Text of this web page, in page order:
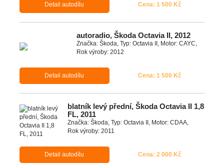
Detail autodílu Cena: 1 500 Kč
autoradio, Škoda Octavia II, 2012
Značka: Škoda, Typ: Octavia II, Motor: CAYC,
Rok výroby: 2012
Detail autodílu Cena: 1 500 Kč
blatník levý přední, Škoda Octavia II 1,8
FL, 2011
Značka: Škoda, Typ: Octavia II, Motor: CDAA,
Rok výroby: 2011
Detail autodílu Cena: 2 000 Kč